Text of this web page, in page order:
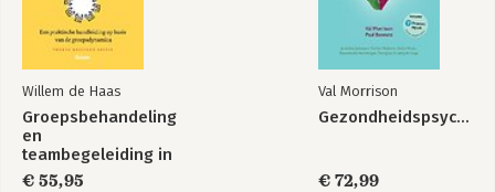
Willem de Haas
Groepsbehandeling
en
teambegeleiding in
de zorg
€ 55,95
Val Morrison
Gezondheidspsychologie
€ 72,99